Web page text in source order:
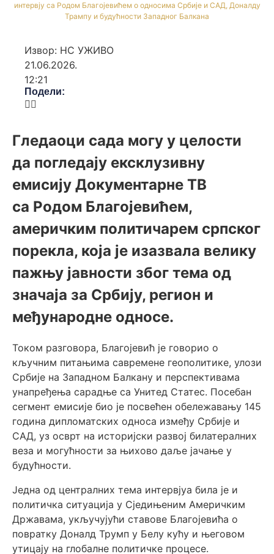
интервју са Родом Благојевићем о односима Србије и САД, Доналду
Трампу и будућности Западног Балкана
Извор: НС УЖИВО
21.06.2026.
12:21
Подели:
Гледаоци сада могу у целости
да погледају ексклузивну
емисију Документарне ТВ
са Родом Благојевићем,
америчким политичарем српског
порекла, која је изазвала велику
пажњу јавности због тема од
значаја за Србију, регион и
међународне односе.
Током разговора, Благојевић је говорио о
кључним питањима савремене геополитике, улози
Србије на Западном Балкану и перспективама
унапређења сарадње са Унитед Статес. Посебан
сегмент емисије био је посвећен обележавању 145
година дипломатских односа између Србије и
САД, уз осврт на историјски развој билатералних
веза и могућности за њихово даље јачање у
будућности.
Једна од централних тема интервјуа била је и
политичка ситуација у Сједињеним Америчким
Државама, укључујући ставове Благојевића о
повратку Доналд Трумп у Белу кућу и његовом
утицају на глобалне политичке процесе.